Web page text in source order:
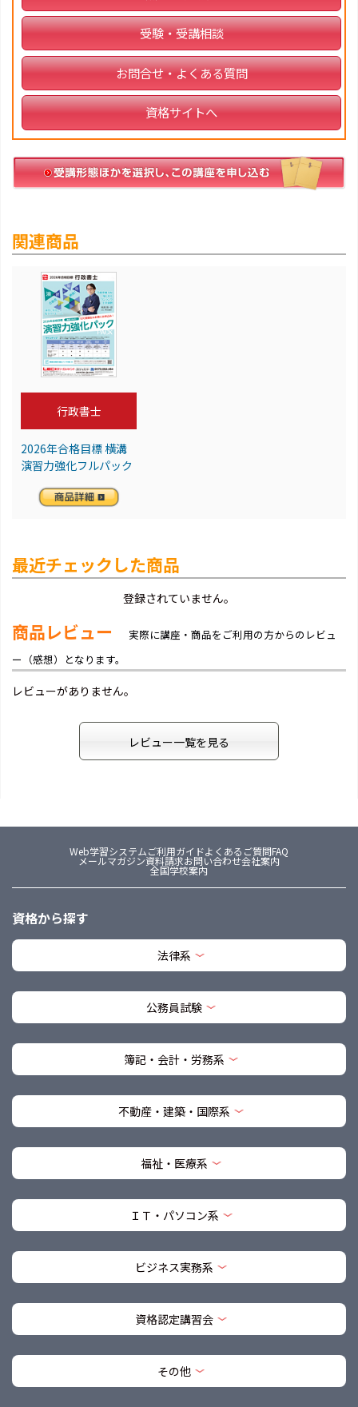
受験・受講相談
お問合せ・よくある質問
資格サイトへ
関連商品
行政書士
2026年合格目標 横溝
演習力強化フルパック
最近チェックした商品
登録されていません。
商品レビュー
実際に講座・商品をご利用の方からのレビュ
ー（感想）となります。
レビューがありません。
レビュー一覧を見る
Web学習システムご利用ガイドよくあるご質問FAQ
メールマガジン資料請求お問い合わせ会社案内
全国学校案内
資格から探す
法律系
公務員試験
簿記・会計・労務系
不動産・建築・国際系
福祉・医療系
ＩＴ・パソコン系
ビジネス実務系
資格認定講習会
その他